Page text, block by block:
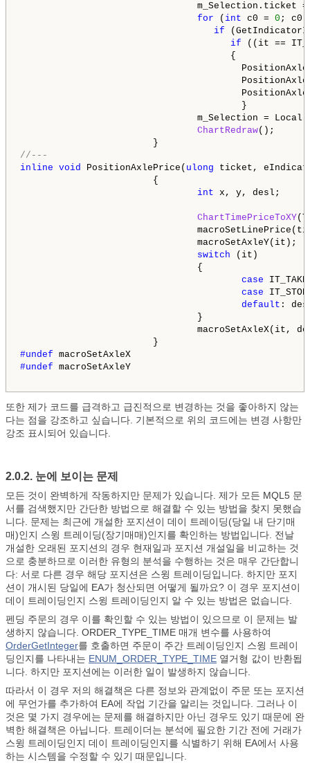
m_Selection.ticket
for ( int c0 = 0 ; c0
if
if ((it ==
{
PositionAxlePrice(ticket,
PositionAxlePrice(ticket,
PositionAxlePrice(ticket, it,
}
m_Selection = Local;
ChartRedraw();
//---
inline void PositionAxlePrice( ulong ticket,
{
int x, y, desl;
ChartTimePriceToXY
macroSetLinePrice(ticket,
macroSetAxleY(it);
switch (it)
{
case
case
default :
}
macroSetAxleX(it, desl
#undef
#undef macroSetAxleY
또한 제가 코드를 급격하고 급진적으로 변경하는 것을 좋아하지 않는
다는 점을 강조하고 싶습니다. 기본적으로 위의 코드에는 변경 사항만
강조 표시되어 있습니다.
2.0.2. 눈에 보이는 문제
모든 것이 완벽하게 작동하지만 문제가 있습니다. 제가 모든 MQL5 문
서를 검색했지만 간단한 방법으로 해결할 수 있는 방법을 찾지 못했습
니다. 문제는 최근에 개설한 포지션이 데이 트레이딩(당일 내 단기매
매)인지 스윙 트레이딩(장기매매)인지를 확인하는 방법입니다. 전날
개설한 오래된 포지션의 경우 현재일과 포지션 개설일을 비교하는 것
으로 충분하므로 이러한 유형의 분석을 수행하는 것은 매우 간단합니
다: 서로 다른 경우 해당 포지션은 스윙 트레이딩입니다. 하지만 포지
션이 개시된 당일에 EA가 청산되면 어떻게 될까요? 이 경우 포지션이
데이 트레이딩인지 스윙 트레이딩인지 알 수 있는 방법은 없습니다.
펜딩 주문의 경우 이를 확인할 수 있는 방법이 있으므로 이 문제는 발
생하지 않습니다. ORDER_TYPE_TIME 매개 변수를 사용하여
OrderGetInteger를 호출하면 주문이 주간 트레이딩인지 스윙 트레이
딩인지를 나타내는 ENUM_ORDER_TYPE_TIME 열거형 값이 반환됩
니다. 하지만 포지션에는 이러한 일이 발생하지 않습니다.
따라서 이 경우 저의 해결책은 다른 정보와 관계없이 주문 또는 포지션
에 무언가를 추가하여 EA에 작업 기간을 알리는 것입니다. 그러나 이
것은 몇 가지 경우에는 문제를 해결하지만 아닌 경우도 있기 때문에 완
벽한 해결책은 아닙니다. 트레이더는 분석에 필요한 기간 전에 거래가
스윙 트레이딩인지 데이 트레이딩인지를 식별하기 위해 EA에서 사용
하는 시스템을 수정할 수 있기 때문입니다.